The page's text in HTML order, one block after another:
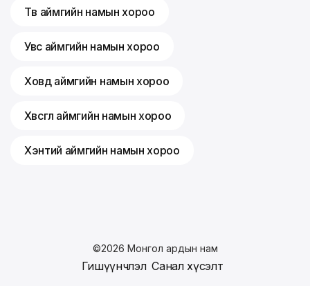
Төв аймгийн намын хороо
Увс аймгийн намын хороо
Ховд аймгийн намын хороо
Хөвсгөл аймгийн намын хороо
Хэнтий аймгийн намын хороо
©2026 Монгол ардын нам
Гишүүнчлэл Санал хүсэлт